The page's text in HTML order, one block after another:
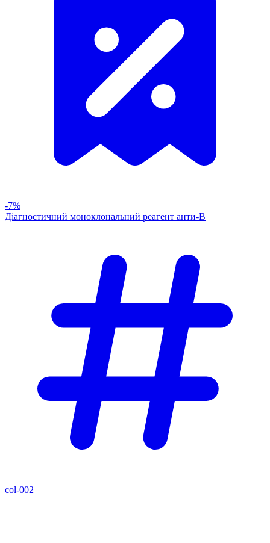
-7%
Діагностичний моноклональний реагент анти-В
col-002